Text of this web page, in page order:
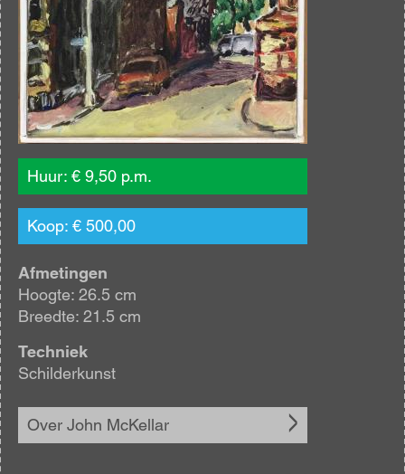
Huur: € 9,50 p.m.
Koop: € 500,00
Afmetingen
Hoogte: 26.5 cm
Breedte: 21.5 cm
Techniek
Schilderkunst
Over John McKellar